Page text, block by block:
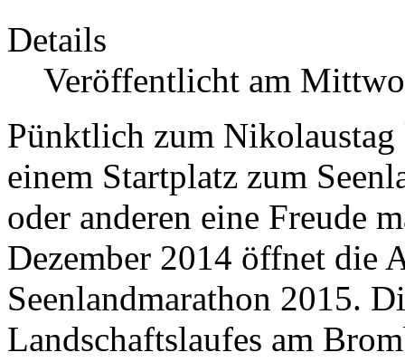
Details
Veröffentlicht am
Pünktlich zum
einem Startplatz zum
oder anderen eine Freude
Dezember 2014 öffnet die
Seenlandmarathon 2015.
Landschaftslaufes am